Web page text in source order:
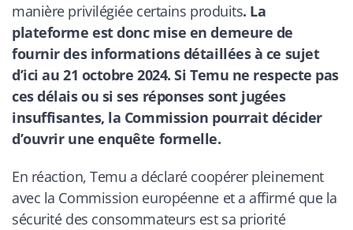
manière privilégiée certains produits. La
plateforme est donc mise en demeure de
fournir des informations détaillées à ce sujet
d’ici au 21 octobre 2024. Si Temu ne respecte pas
ces délais ou si ses réponses sont jugées
insuffisantes, la Commission pourrait décider
d’ouvrir une enquête formelle.
En réaction, Temu a déclaré coopérer pleinement
avec la Commission européenne et a affirmé que la
sécurité des consommateurs est sa priorité